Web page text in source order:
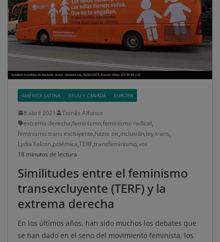
AMÉRICA LATINA EEUU Y CANADÁ EUROPA
8 abril 2021
Tomás Alfonso
extrema derecha,feminismo,feminismo radical,
feminismo trans excluyente,hazte oir,inclusión,ley trans,
Lydia Falcon,polémica,TERF,transfeminismo,vox
18 minutos de lectura
Similitudes entre el feminismo
transexcluyente (TERF) y la
extrema derecha
En los últimos años, han sido muchos los debates que
se han dado en el seno del movimiento feminista, los